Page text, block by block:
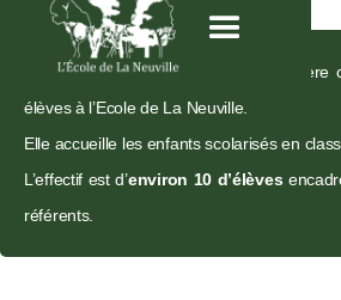
La « Classe de l’Angle » est la
élèves à l’École de La Neuville.
Elle accueille les enfants scolarisés en
L’effectif est d’environ 10 d’élèves
référents.